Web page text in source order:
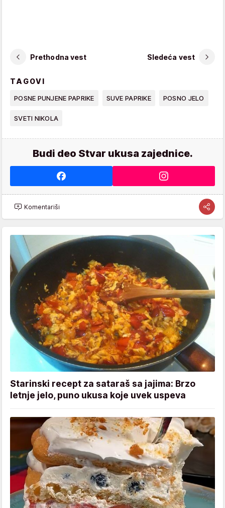
Prethodna vest Sledeća vest
TAGOVI
POSNE PUNJENE PAPRIKE SUVE PAPRIKE POSNO JELO
SVETI NIKOLA
Budi deo Stvar ukusa zajednice.
Komentariši
Starinski recept za sataraš sa jajima: Brzo
letnje jelo, puno ukusa koje uvek uspeva